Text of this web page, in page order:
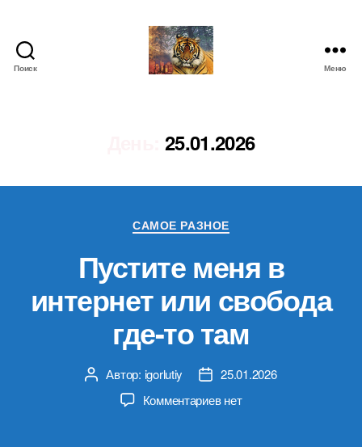
Поиск Меню
25.01.2026
Рубрики
САМОЕ РАЗНОЕ
Пустите меня в
интернет или свобода
где-то там
Автор
записи
Автор: igorlutiy
Дата25.01.2026
Комментариевк
нет